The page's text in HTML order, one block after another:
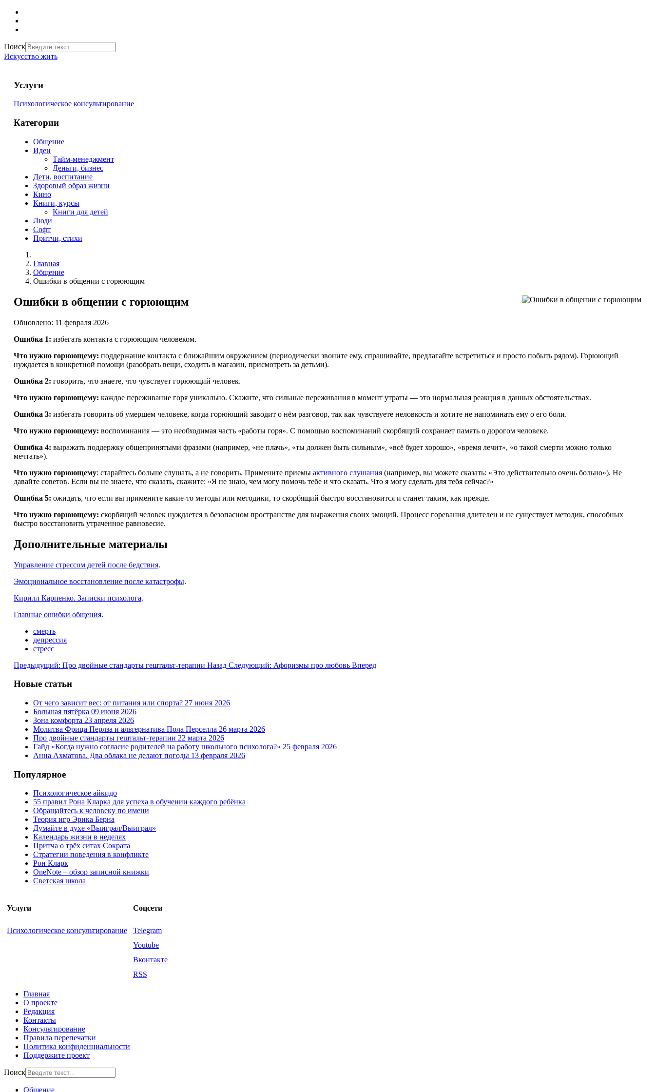
Поиск
Искусство жить
Услуги
Психологическое консультирование
Категории
Общение
Идеи
Тайм-менеджмент
Деньги, бизнес
Дети, воспитание
Здоровый образ жизни
Кино
Книги, курсы
Книги для детей
Люди
Софт
Притчи, стихи
Главная
Общение
Ошибки в общении с горюющим
Ошибки в общении с горюющим
Обновлено: 11 февраля 2026
Ошибка 1: избегать контакта с горюющим человеком.
Что нужно горюющему: поддержание контакта с ближайшим окружением (периодически звоните ему, спрашивайте, предлагайте встретиться и просто побыть рядом). Горюющий
нуждается в конкретной помощи (разобрать вещи, сходить в магазин, присмотреть за детьми).
Ошибка 2: говорить, что знаете, что чувствует горюющий человек.
Что нужно горюющему: каждое переживание горя уникально. Скажите, что сильные переживания в момент утраты — это нормальная реакция в данных обстоятельствах.
Ошибка 3: избегать говорить об умершем человеке, когда горюющий заводит о нём разговор, так как чувствуете неловкость и хотите не напоминать ему о его боли.
Что нужно горюющему: воспоминания — это необходимая часть «работы горя». С помощью воспоминаний скорбящий сохраняет память о дорогом человеке.
Ошибка 4: выражать поддержку общепринятыми фразами (например, «не плачь», «ты должен быть сильным», «всё будет хорошо», «время лечит», «о такой смерти можно только
мечтать»).
Что нужно горюющему: старайтесь больше слушать, а не говорить. Примените приемы активного слушания (например, вы можете сказать: «Это действительно очень больно»). Не
давайте советов. Если вы не знаете, что сказать, скажите: «Я не знаю, чем могу помочь тебе и что сказать. Что я могу сделать для тебя сейчас?»
Ошибка 5: ожидать, что если вы примените какие-то методы или методики, то скорбящий быстро восстановится и станет таким, как прежде.
Что нужно горюющему: cкорбящий человек нуждается в безопасном пространстве для выражения своих эмоций. Процесс горевания длителен и не существует методик, способных
быстро восстановить утраченное равновесие.
Дополнительные материалы
Управление стрессом детей после бедствия.
Эмоциональное восстановление после катастрофы.
Кирилл Карпенко. Записки психолога.
Главные ошибки общения.
смерть
депрессия
стресс
Предыдущий: Про двойные стандарты гештальт-терапии Назад Следующий: Афоризмы про любовь Вперед
Новые статьи
От чего зависит вес: от питания или спорта? 27 июня 2026
Большая пятёрка 09 июня 2026
Зона комфорта 23 апреля 2026
Молитва Фрица Перлза и альтернатива Пола Перселла 26 марта 2026
Про двойные стандарты гештальт-терапии 22 марта 2026
Гайд «Когда нужно согласие родителей на работу школьного психолога?» 25 февраля 2026
Анна Ахматова. Два облака не делают погоды 13 февраля 2026
Популярное
Психологическое айкидо
55 правил Рона Кларка для успеха в обучении каждого ребёнка
Обращайтесь к человеку по имени
Теория игр Эрика Берна
Думайте в духе «Выиграл/Выиграл»
Календарь жизни в неделях
Притча о трёх ситах Сократа
Стратегии поведения в конфликте
Рон Кларк
OneNote – обзор записной книжки
Светская школа
Услуги Соцсети
Психологическое консультирование
Telegram
Youtube
Вконтакте
RSS
Главная
О проекте
Редакция
Контакты
Консультирование
Правила перепечатки
Политика конфиденциальности
Поддержите проект
Поиск
Общение